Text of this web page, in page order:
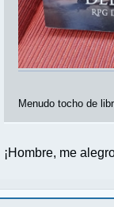
Menudo tocho de
¡Hombre, me